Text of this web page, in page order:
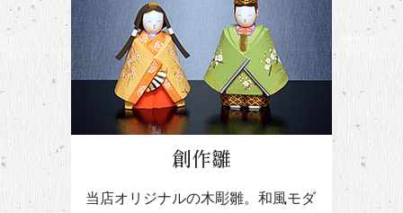
創作雛
当店オリジナルの木彫雛。和風モダ